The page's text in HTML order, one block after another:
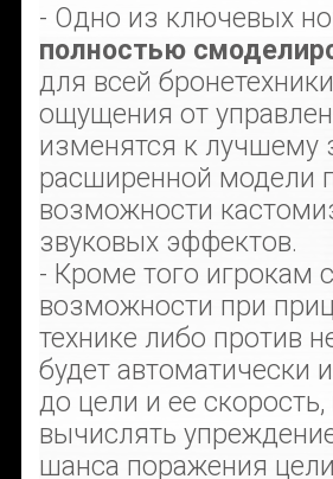
- Одно из ключевых
полностью
для всей
ощущения от
изменятся к лучшему
расширенной модели
возможности
звуковых эффектов.
- Кроме того игрокам
возможности при
технике либо против
будет автоматически
до цели и ее
вычислять
шанса поражения